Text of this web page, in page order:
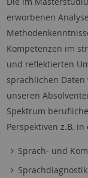
erworbenen
Kompetenzen im
und reflektierten
sprachlichen
unseren
Spektrum
Perspektiven z.B.
Sprach- und